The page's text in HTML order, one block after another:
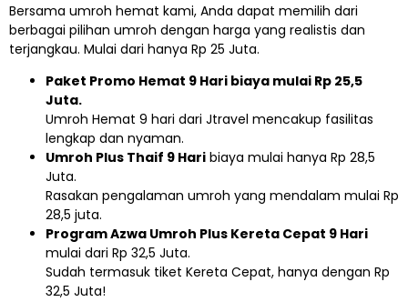
Bersama umroh hemat kami, Anda dapat memilih dari
berbagai pilihan umroh dengan harga yang realistis dan
terjangkau. Mulai dari hanya Rp 25 Juta.
Paket Promo Hemat 9 Hari biaya mulai Rp 25,5
Juta.
Umroh Hemat 9 hari dari Jtravel mencakup fasilitas
lengkap dan nyaman.
Umroh Plus Thaif 9 Hari biaya mulai hanya Rp 28,5
Juta.
Rasakan pengalaman umroh yang mendalam mulai Rp
28,5 juta.
Program Azwa Umroh Plus Kereta Cepat 9 Hari
mulai dari Rp 32,5 Juta.
Sudah termasuk tiket Kereta Cepat, hanya dengan Rp
32,5 Juta!